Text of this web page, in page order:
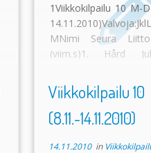
1Viikkokilpailu 10 M-
MNimi Seura
(viim.s)1. Hård
Kemppainen Paavo
1166 (24) (216)– – […]
Viikkokilpailu 10
(8.11.-14.11.2010)
14.11.2010in